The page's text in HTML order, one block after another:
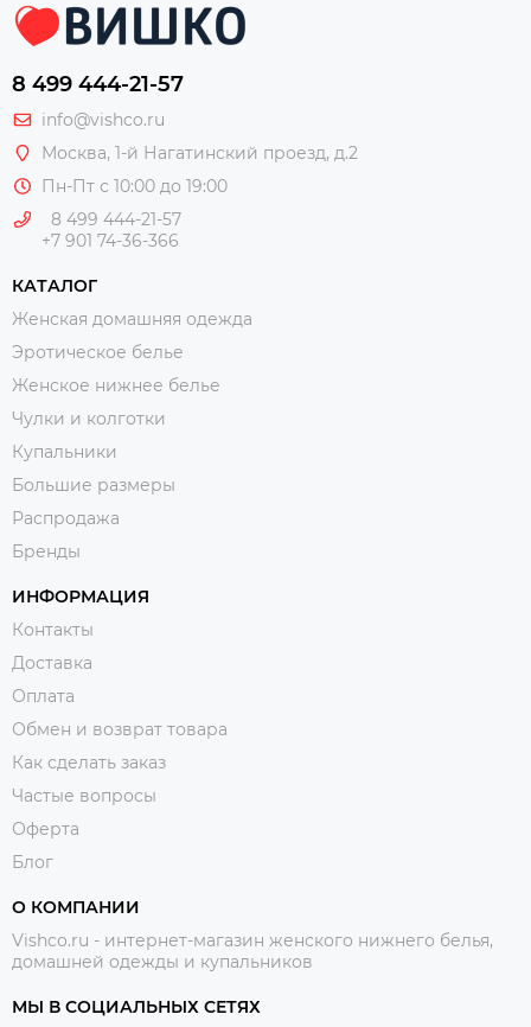
8 499 444-21-57
info@vishco.ru
Москва, 1-й Нагатинский проезд, д.2
Пн-Пт с 10:00 до 19:00
8 499 444-21-57
+7 901 74-36-366
КАТАЛОГ
Женская домашняя одежда
Эротическое белье
Женское нижнее белье
Чулки и колготки
Купальники
Большие размеры
Распродажа
Бренды
ИНФОРМАЦИЯ
Контакты
Доставка
Оплата
Обмен и возврат товара
Как сделать заказ
Частые вопросы
Оферта
Блог
О КОМПАНИИ
Vishco.ru - интернет-магазин женского нижнего белья,
домашней одежды и купальников
МЫ В СОЦИАЛЬНЫХ СЕТЯХ